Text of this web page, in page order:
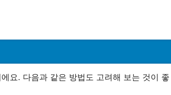
요. 다음과 같은 방법도 고려해 보는 것이 좋